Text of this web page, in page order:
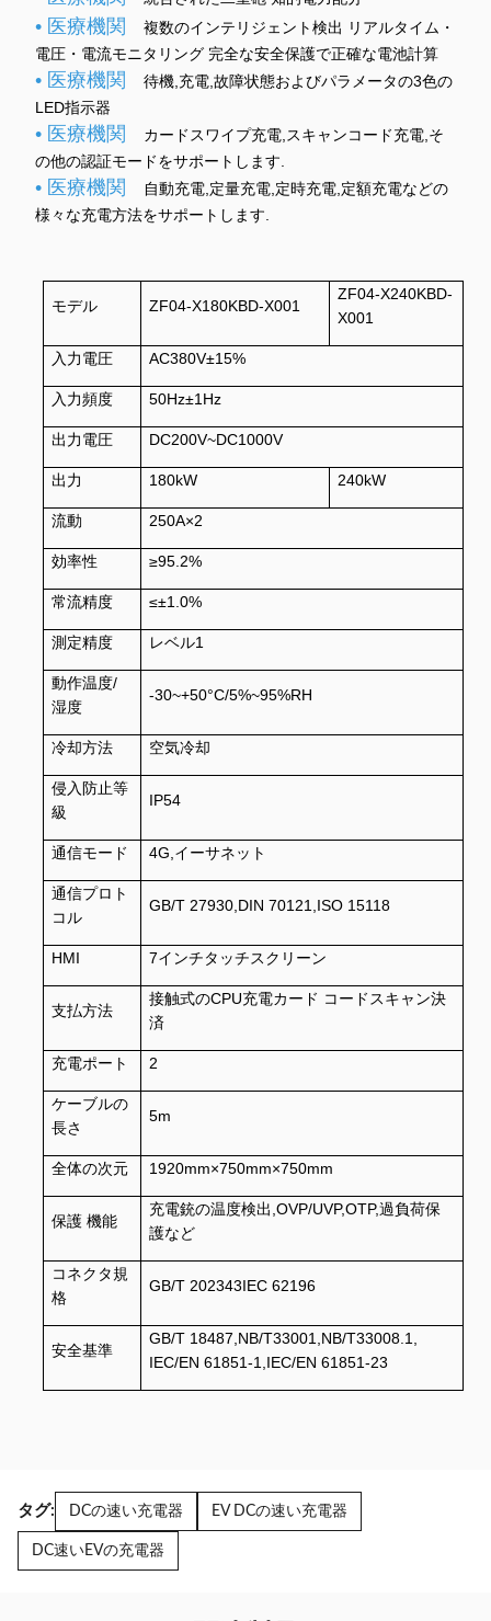
• 医療機関
複数のインテリジェント検出 リアルタイム・
電圧・電流モニタリング 完全な安全保護で正確な電池計算
• 医療機関
待機,充電,故障状態およびパラメータの3色の
LED指示器
• 医療機関
カードスワイプ充電,スキャンコード充電,そ
の他の認証モードをサポートします.
• 医療機関
自動充電,定量充電,定時充電,定額充電などの
様々な充電方法をサポートします.
モデル ZF04-X180KBD-X001
ZF04-X240KBD-
X001
入力電圧 AC380V±15%
入力頻度 50Hz±1Hz
出力電圧 DC200V~DC1000V
出力 180kW 240kW
流動 250A×2
効率性 ≥95.2%
常流精度 ≤±1.0%
測定精度 レベル1
動作温度/
湿度
-30~+50°C/5%~95%RH
冷却方法 空気冷却
侵入防止等
級
IP54
通信モード 4G,イーサネット
通信プロト
コル
GB/T 27930,DIN 70121,ISO 15118
HMI 7インチタッチスクリーン
支払方法
接触式のCPU充電カード コードスキャン決
済
充電ポート 2
ケーブルの
長さ
5m
全体の次元 1920mm×750mm×750mm
保護 機能
充電銃の温度検出,OVP/UVP,OTP,過負荷保
護など
コネクタ規
格
GB/T 202343IEC 62196
安全基準
GB/T 18487,NB/T33001,NB/T33008.1,
IEC/EN 61851-1,IEC/EN 61851-23
タグ: DCの速い充電器 EV DCの速い充電器
DC速いEVの充電器